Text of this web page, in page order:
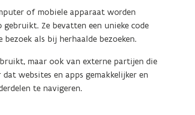
of mobiele apparaat worden
Ze bevatten een unieke code
als bij herhaalde bezoeken.
maar ook van externe partijen die
websites en apps gemakkelijker en
te navigeren.